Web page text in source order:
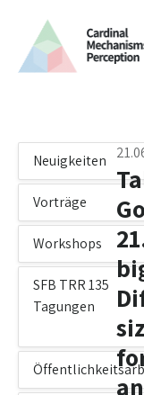
Neuigkeiten
Vorträge
Workshops
SFB TRR 135
Tagungen